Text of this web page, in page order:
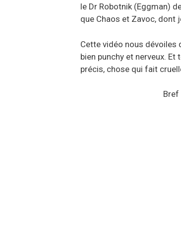
le Dr Robotnik (Eggman)
que Chaos et Zavoc, dont
Cette vidéo nous dévoiles
bien punchy et nerveux.
précis, chose qui fait
Bref